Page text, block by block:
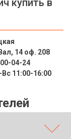
купить в
14 оф. 208
04-24
11:00-16:00